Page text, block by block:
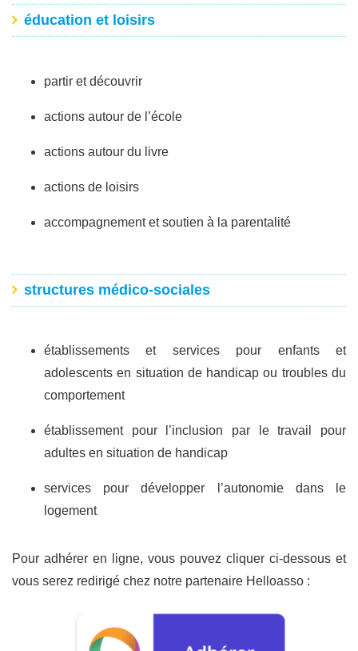
éducation et loisirs
partir et découvrir
actions autour de l’école
actions autour du livre
actions de loisirs
accompagnement et soutien à la parentalité
structures médico-sociales
établissements et services pour enfants et
adolescents en situation de handicap ou troubles du
comportement
établissement pour l’inclusion par le travail pour
adultes en situation de handicap
services pour développer l’autonomie dans le
logement
Pour adhérer en ligne, vous pouvez cliquer ci-dessous et
vous serez redirigé chez notre partenaire Helloasso :